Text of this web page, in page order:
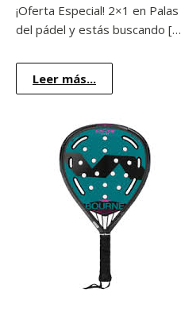
¡Oferta Especial! 2×1 en
del pádel y estás buscando
Leer más...